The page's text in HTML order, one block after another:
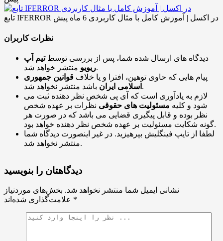
تابع IFERROR در اکسل | آموزش کامل با مثال کاربردی 6 ماه پیش
نظرات کاربران
دیدگاه های ارسال شده شما، پس از بررسی توسطتیم اَپ
ریویومنتشر خواهد شد.
پیام هایی که حاوی توهین، افترا و یا خلاف قوانین جمهوری
اسلامی ایران باشد منتشر نخواهد شد.
لازم به یادآوری است که آی پی شخص نظر دهنده ثبت می
شود و کلیه مسئولیت های حقوقی نظرات بر عهده شخص
نظر بوده و قابل پیگیری قضایی می باشد که در صورت هر
گونه شکایت مسئولیت بر عهده شخص نظر دهنده خواهد بود.
لطفا از تایپ فینگلیش بپرهیزید. در غیر اینصورت دیدگاه شما
منتشر نخواهد شد.
دیدگاهتان را بنویسید
نشانی ایمیل شما منتشر نخواهد شد. بخش‌های موردنیاز
*